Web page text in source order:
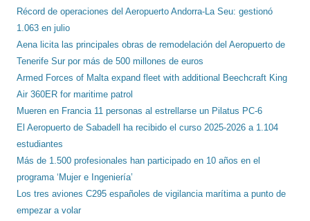
Récord de operaciones del Aeropuerto Andorra-La Seu: gestionó
1.063 en julio
Aena licita las principales obras de remodelación del Aeropuerto de
Tenerife Sur por más de 500 millones de euros
Armed Forces of Malta expand fleet with additional Beechcraft King
Air 360ER for maritime patrol
Mueren en Francia 11 personas al estrellarse un Pilatus PC-6
El Aeropuerto de Sabadell ha recibido el curso 2025-2026 a 1.104
estudiantes
Más de 1.500 profesionales han participado en 10 años en el
programa ‘Mujer e Ingeniería’
Los tres aviones C295 españoles de vigilancia marítima a punto de
empezar a volar